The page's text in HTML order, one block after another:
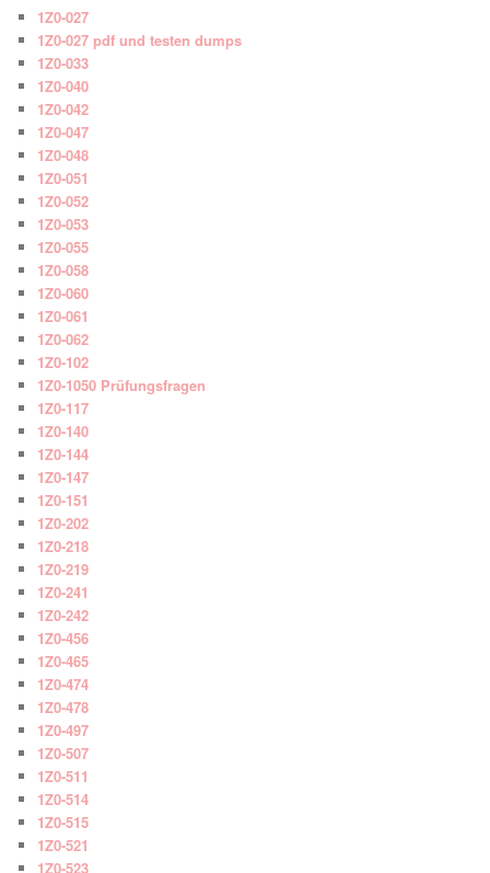
1Z0-027
1Z0-027 pdf und testen dumps
1Z0-033
1Z0-040
1Z0-042
1Z0-047
1Z0-048
1Z0-051
1Z0-052
1Z0-053
1Z0-055
1Z0-058
1Z0-060
1Z0-061
1Z0-062
1Z0-102
1Z0-1050 Prüfungsfragen
1Z0-117
1Z0-140
1Z0-144
1Z0-147
1Z0-151
1Z0-202
1Z0-218
1Z0-219
1Z0-241
1Z0-242
1Z0-456
1Z0-465
1Z0-474
1Z0-478
1Z0-497
1Z0-507
1Z0-511
1Z0-514
1Z0-515
1Z0-521
1Z0-523